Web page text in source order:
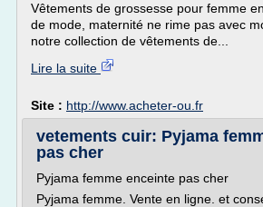
Vêtements de grossesse pour femme
de mode, maternité ne rime pas avec
notre collection de vêtements de...
Lire la suite
Site : http://www.acheter-ou.fr
vetements cuir: Pyjama
pas cher
Pyjama femme enceinte pas cher
Pyjama femme. Vente en ligne. et